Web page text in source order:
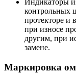
Индикаторы
контрольных
протекторе и
при износе
другим, при
замене.
Маркировка